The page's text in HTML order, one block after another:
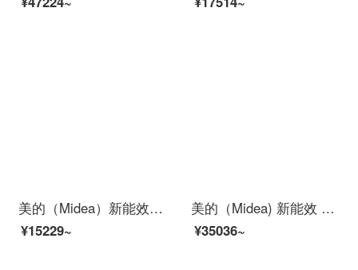
美的（Midea）新能效变频冷暖空调壁挂式挂机卧室家用 APP控制智能家电 大1匹新智弧MJA3【新智能省电升级】
¥15229~
美的（Midea) 新能效 风客 智能家电 变频冷暖 2匹客厅立式柜机KFR-51LW/N8MFA3
¥35036~